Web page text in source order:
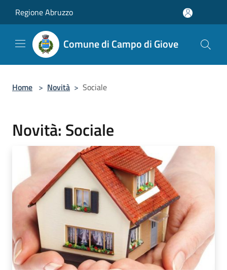
Regione Abruzzo
Comune di Campo di Giove
Home > Novità > Sociale
Novità: Sociale